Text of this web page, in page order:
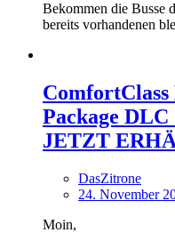
Bekommen die Busse
bereits vorhandenen
Package
JETZT
DasZitrone
24. November
Moin,